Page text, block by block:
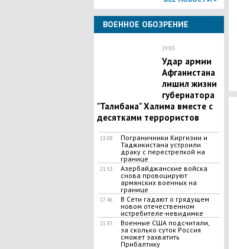
ВОЕННОЕ ОБОЗРЕНИЕ
19:03
Удар армии
Афганистана
лишил жизни
губернатора
"Талибана" Халима вместе с
десятками террористов
13:08
Пограничники Киргизии и
Таджикистана устроили
драку с перестрелкой на
границе
21:53
Азербайджанские войска
снова провоцируют
армянских военных на
границе
17:46
В Сети гадают о грядущем
новом отечественном
истребителе-невидимке
15:35
Военные США подсчитали,
за сколько суток Россия
сможет захватить
Прибалтику